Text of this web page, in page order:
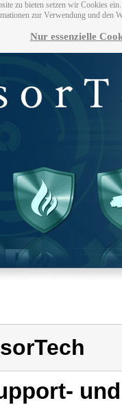
zu bieten setzen wir Cookies
zur Verwendung und den
Nur essenzielle